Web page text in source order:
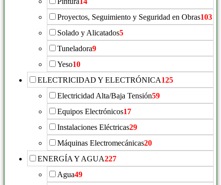
Proyectos, Seguimiento y Seguridad en Obras103
Solado y Alicatados5
Tuneladora9
Yeso10
ELECTRICIDAD Y ELECTRÓNICA125
Electricidad Alta/Baja Tensión59
Equipos Electrónicos17
Instalaciones Eléctricas29
Máquinas Electromecánicas20
ENERGÍA Y AGUA227
Agua49